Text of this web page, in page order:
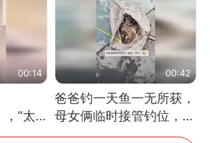
00:14
，“太
长大的
00:42
爸爸钓一天鱼一无所获，
母女俩临时接管钓位，用
玩具鱼竿钓上大鱼